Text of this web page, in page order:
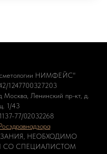
НИМФЕЙС"
1247700327203
Москва, Ленинский пр-кт, д.
1/43
77/02032268
НЕОБХОДИМО
СО СПЕЦИАЛИСТОМ